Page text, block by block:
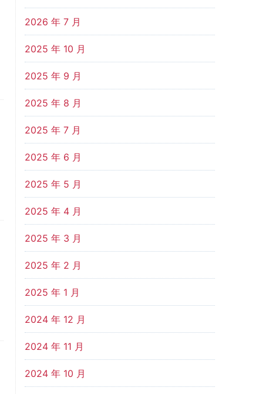
2026 年 7 月
2025 年 10 月
2025 年 9 月
2025 年 8 月
2025 年 7 月
2025 年 6 月
2025 年 5 月
2025 年 4 月
2025 年 3 月
2025 年 2 月
2025 年 1 月
2024 年 12 月
2024 年 11 月
2024 年 10 月